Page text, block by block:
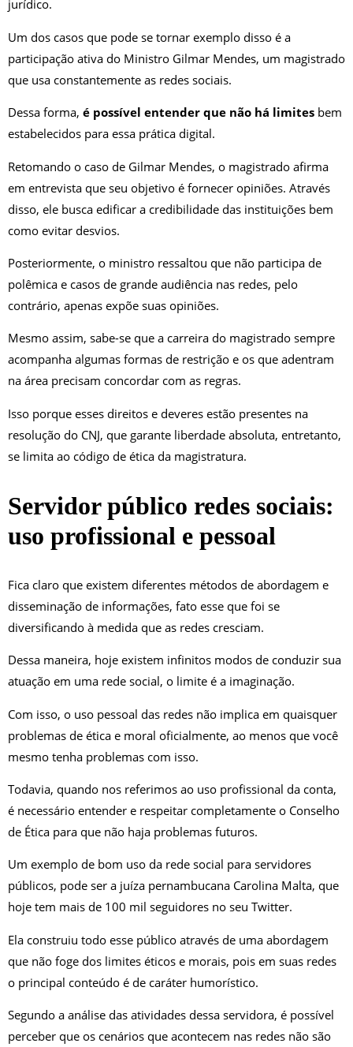
jurídico.
Um dos casos que pode se tornar exemplo disso é a
participação ativa do Ministro Gilmar Mendes, um magistrado
que usa constantemente as redes sociais.
Dessa forma, é possível entender que não há limites bem
estabelecidos para essa prática digital.
Retomando o caso de Gilmar Mendes, o magistrado afirma
em entrevista que seu objetivo é fornecer opiniões. Através
disso, ele busca edificar a credibilidade das instituições bem
como evitar desvios.
Posteriormente, o ministro ressaltou que não participa de
polêmica e casos de grande audiência nas redes, pelo
contrário, apenas expõe suas opiniões.
Mesmo assim, sabe-se que a carreira do magistrado sempre
acompanha algumas formas de restrição e os que adentram
na área precisam concordar com as regras.
Isso porque esses direitos e deveres estão presentes na
resolução do CNJ, que garante liberdade absoluta, entretanto,
se limita ao código de ética da magistratura.
Servidor público redes sociais:
uso profissional e pessoal
Fica claro que existem diferentes métodos de abordagem e
disseminação de informações, fato esse que foi se
diversificando à medida que as redes cresciam.
Dessa maneira, hoje existem infinitos modos de conduzir sua
atuação em uma rede social, o limite é a imaginação.
Com isso, o uso pessoal das redes não implica em quaisquer
problemas de ética e moral oficialmente, ao menos que você
mesmo tenha problemas com isso.
Todavia, quando nos referimos ao uso profissional da conta,
é necessário entender e respeitar completamente o Conselho
de Ética para que não haja problemas futuros.
Um exemplo de bom uso da rede social para servidores
públicos, pode ser a juíza pernambucana Carolina Malta, que
hoje tem mais de 100 mil seguidores no seu Twitter.
Ela construiu todo esse público através de uma abordagem
que não foge dos limites éticos e morais, pois em suas redes
o principal conteúdo é de caráter humorístico.
Segundo a análise das atividades dessa servidora, é possível
perceber que os cenários que acontecem nas redes não são